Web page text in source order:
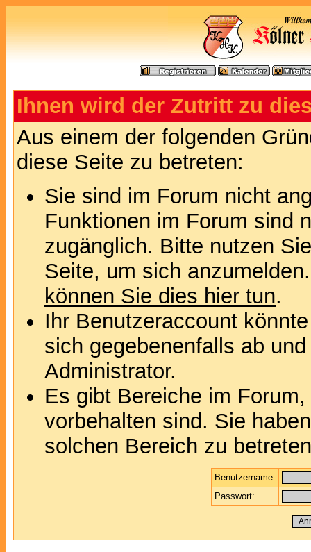
Ihnen wird der Zutritt zu
Aus einem der folgenden
diese Seite zu betreten:
Sie sind im Forum nicht
Funktionen im Forum sind
zugänglich. Bitte nutzen
Seite, um sich
können Sie dies hier tun.
Ihr Benutzeraccount
sich gegebenenfalls ab
Administrator.
Es gibt Bereiche im
vorbehalten sind. Sie
solchen Bereich zu
Benutzername:
Passwort: